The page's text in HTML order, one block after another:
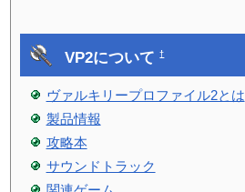
VP2について†
ヴァルキリープロファイル2とは
製品情報
攻略本
サウンドトラック